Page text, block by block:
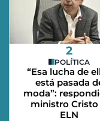
2
POLÍTICA
“Esa lucha de
está pasada
moda”:
ministro Cristo
ELN